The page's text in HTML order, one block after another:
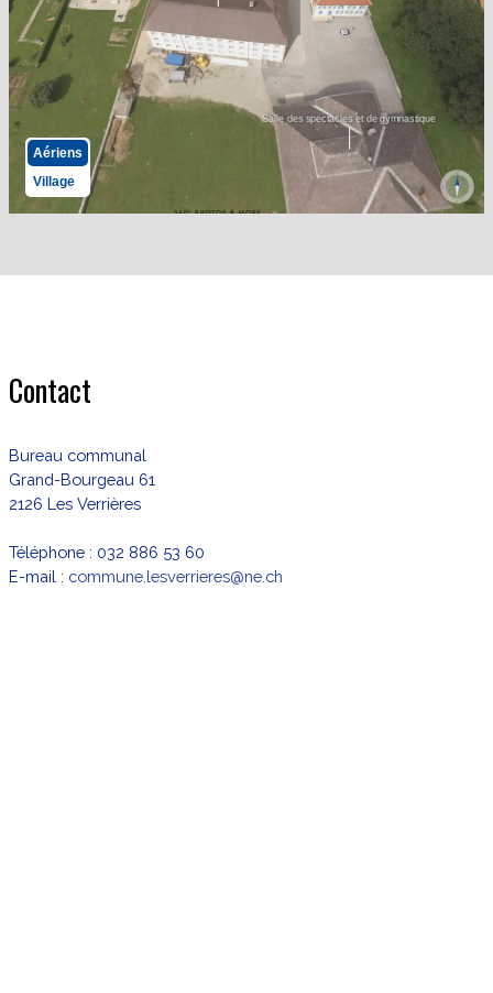
Contact
Bureau communal
Grand-Bourgeau 61
2126 Les Verrières
Téléphone : 032 886 53 60
E-mail : commune.lesverrieres@ne.ch